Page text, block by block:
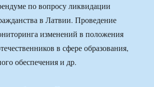
по вопросу ликвидации
в Латвии. Проведение
изменений в положения
в сфере образования,
обеспечения и др.